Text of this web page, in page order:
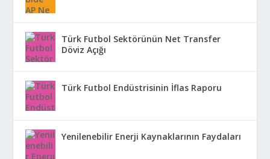
Türk Futbol Sektörünün Net Transfer
Döviz Açığı
Türk Futbol Endüstrisinin İflas Raporu
Yenilenebilir Enerji Kaynaklarının Faydaları